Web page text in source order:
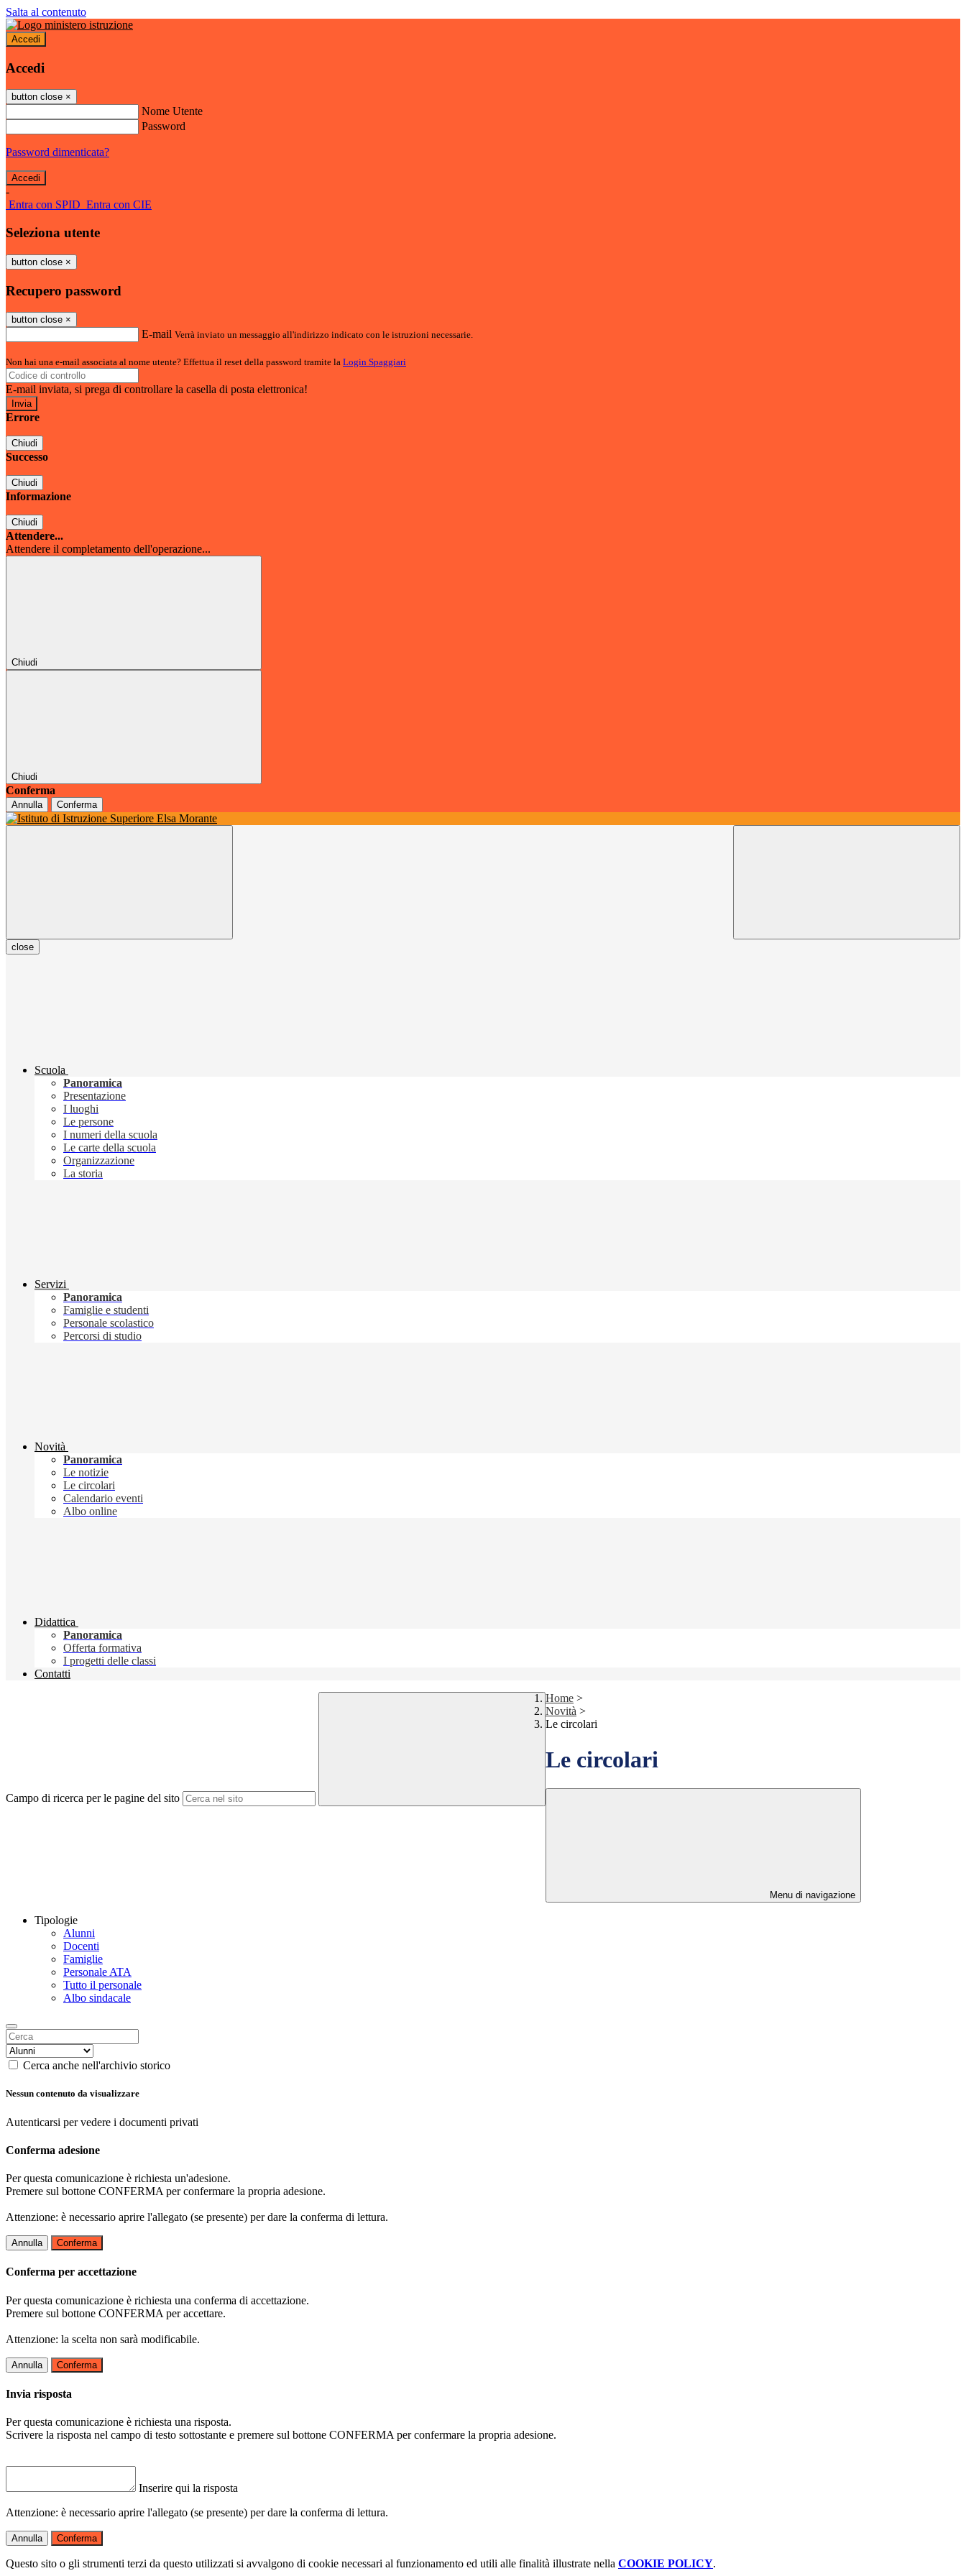
Salta al contenuto
Accedi
Accedi
button close ×
Nome Utente
Password
Password dimenticata?
-
Entra con SPID Entra con CIE
Seleziona utente
button close ×
Recupero password
button close ×
E-mail Verrà inviato un messaggio all'indirizzo indicato con le istruzioni necessarie.
Non hai una e-mail associata al nome utente? Effettua il reset della password tramite la Login Spaggiari
E-mail inviata, si prega di controllare la casella di posta elettronica!
Errore
Chiudi
Successo
Chiudi
Informazione
Chiudi
Attendere...
Attendere il completamento dell'operazione...
Chiudi
Chiudi
Conferma
Annulla Conferma
close
Scuola
Panoramica
Presentazione
I luoghi
Le persone
I numeri della scuola
Le carte della scuola
Organizzazione
La storia
Servizi
Panoramica
Famiglie e studenti
Personale scolastico
Percorsi di studio
Novità
Panoramica
Le notizie
Le circolari
Calendario eventi
Albo online
Didattica
Panoramica
Offerta formativa
I progetti delle classi
Contatti
Campo di ricerca per le pagine del sito
Home >
Novità >
Le circolari
Le circolari
Menu di navigazione
Tipologie
Alunni
Docenti
Famiglie
Personale ATA
Tutto il personale
Albo sindacale
Cerca anche nell'archivio storico
Nessun contenuto da visualizzare
Autenticarsi per vedere i documenti privati
Conferma adesione
Per questa comunicazione è richiesta un'adesione.
Premere sul bottone CONFERMA per confermare la propria adesione.
Attenzione: è necessario aprire l'allegato (se presente) per dare la conferma di lettura.
Annulla Conferma
Conferma per accettazione
Per questa comunicazione è richiesta una conferma di accettazione.
Premere sul bottone CONFERMA per accettare.
Attenzione: la scelta non sarà modificabile.
Annulla Conferma
Invia risposta
Per questa comunicazione è richiesta una risposta.
Scrivere la risposta nel campo di testo sottostante e premere sul bottone CONFERMA per confermare la propria adesione.
Inserire qui la risposta
Attenzione: è necessario aprire l'allegato (se presente) per dare la conferma di lettura.
Annulla Conferma
Questo sito o gli strumenti terzi da questo utilizzati si avvalgono di cookie necessari al funzionamento ed utili alle finalità illustrate nella COOKIE POLICY.